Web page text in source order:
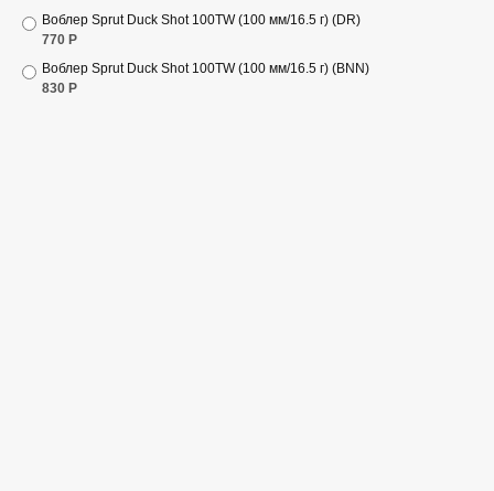
Воблер Sprut Duck Shot 100TW (100 мм/16.5 г) (DR)
770 Р
Воблер Sprut Duck Shot 100TW (100 мм/16.5 г) (BNN)
830 Р